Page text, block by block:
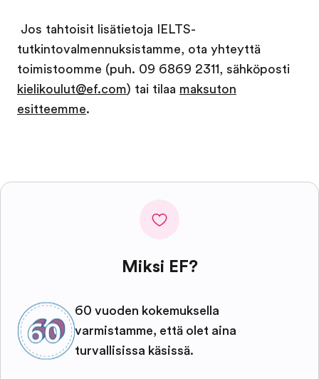
Jos tahtoisit lisätietoja IELTS-
tutkintovalmennuksistamme, ota yhteyttä
toimistoomme (puh. 09 6869 2311, sähköposti
kielikoulut@ef.com) tai tilaa maksuton
esitteemme.
Miksi EF?
60 vuoden kokemuksella
varmistamme, että olet aina
turvallisissa käsissä.